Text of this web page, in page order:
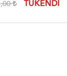
TÜKENDİ